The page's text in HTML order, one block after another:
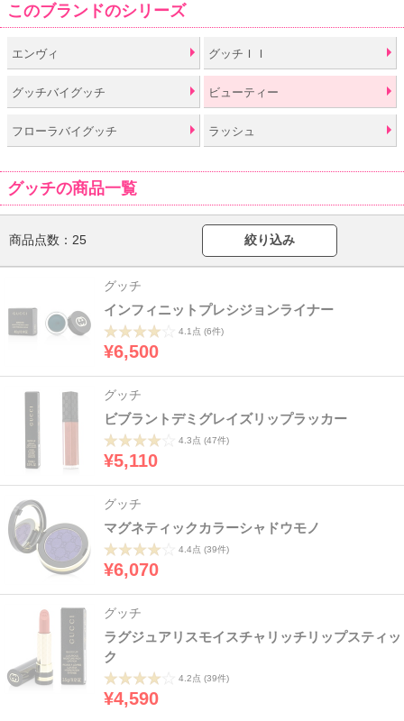
このブランドのシリーズ
エンヴィ グッチＩＩ
グッチバイグッチ ビューティー
フローラバイグッチ ラッシュ
グッチの商品一覧
商品点数： 25 絞り込み
グッチ
インフィニットプレシジョンライナー
4.1点 (6件)
¥6,500
グッチ
ビブラントデミグレイズリップラッカー
4.3点 (47件)
¥5,110
グッチ
マグネティックカラーシャドウモノ
4.4点 (39件)
¥6,070
グッチ
ラグジュアリスモイスチャリッチリップスティッ
ク
4.2点 (39件)
¥4,590